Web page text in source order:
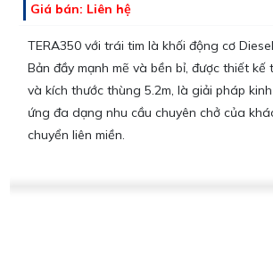
Giá bán: Liên hệ
TERA350 với trái tim là khối động cơ
Bản đầy mạnh mẽ và bền bỉ, được thiết kế
và kích thước thùng 5.2m, là giải pháp
ứng đa dạng nhu cầu chuyên chở của
chuyển liên miền.